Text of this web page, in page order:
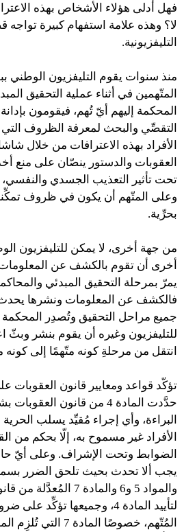
فهل أدلى هؤلاء الأشخاص بهذه
لا؟ وهذه علامة استفهام كبيرة تواجه
التليفزيونية.
منذ سنوات يقوم التليفزيون الوطني
المتّهمين في أثناء عملية التحقيق
المحكمة إليهم أيّ تُهم، فيقومون
التقصِّي والبحث لمعرفة الظروف
الأفراد بهذه الاعترافات من خلال
العقوبات والدستور ينصّان على منع
تحت تأثير التعذيب الجسدي والنفسي،
وعلى المتّهم أن يكون في ظروف
بحرِّية.
من جهة أخرى، لا يمكن للتليفزيون
أخرى أن تقوم بالكشف عن
يمرّ بمرحلة التحقيق المبدئي
فالكشف عن المعلومات ونشرها
جميع مراحل التحقيق وتُصدِر المحكمة
للتليفزيون وغيره أن يقوم بنشر
انتقل من مرحلةِ كونه متّهمًا إلى كونه
تؤكّد قواعد ومعايير قانون العقوبات
حدَّدت المادة 4 من قانون
البراءة، وأي إجراء مُقيِّد يسلب
الأفراد غير مسموح به، إلّا بحكم من
الضوابط وتحت الإشراف. وعلى أيّ
يجب ألا تحدث بحيث تلحق الضرر
والمواد 5 و6 والمادة
لتأييد المادة 4، وجميعها
المُتّهم، خصوصًا